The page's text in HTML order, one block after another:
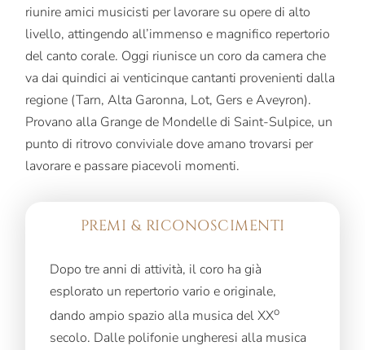
riunire amici musicisti per lavorare su opere di alto
livello, attingendo all’immenso e magnifico repertorio
del canto corale. Oggi riunisce un coro da camera che
va dai quindici ai venticinque cantanti provenienti dalla
regione (Tarn, Alta Garonna, Lot, Gers e Aveyron).
Provano alla Grange de Mondelle di Saint-Sulpice, un
punto di ritrovo conviviale dove amano trovarsi per
lavorare e passare piacevoli momenti.
PREMI & RICONOSCIMENTI
Dopo tre anni di attività, il coro ha già
esplorato un repertorio vario e originale,
dando ampio spazio alla musica del XXo
secolo. Dalle polifonie ungheresi alla musica